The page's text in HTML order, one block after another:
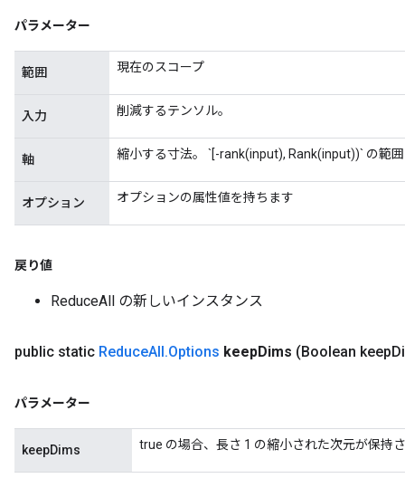
パラメーター
範囲 現在のスコープ
入力 削減するテンソル。
軸 縮小する寸法。 `[-rank(input), Rank(input))` の範
オプション オプションの属性値を持ちます
戻り値
ReduceAll の新しいインスタンス
public static ReduceAll.Options keepDims (Boolean keep
パラメーター
keepDims true の場合、長さ 1 の縮小された次元が保持